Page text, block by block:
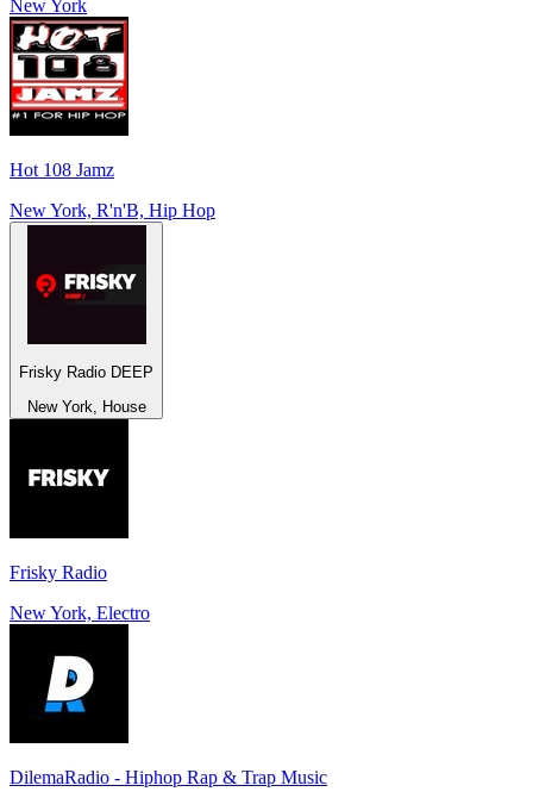
New York
Hot 108 Jamz
New York, R'n'B, Hip Hop
Frisky Radio DEEP
New York, House
Frisky Radio
New York, Electro
DilemaRadio - Hiphop Rap & Trap Music